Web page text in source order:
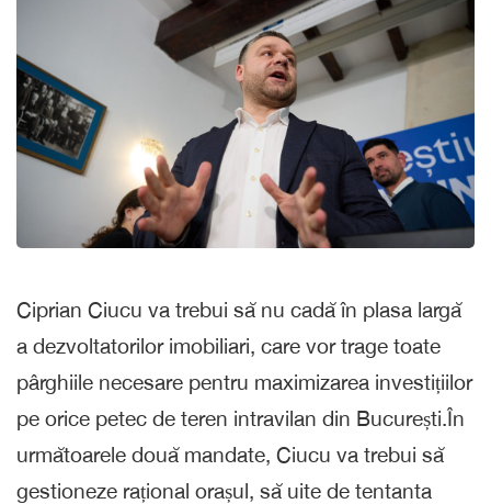
Ciprian Ciucu va trebui să nu cadă în plasa largă
a dezvoltatorilor imobiliari, care vor trage toate
pârghiile necesare pentru maximizarea investițiilor
pe orice petec de teren intravilan din București.În
următoarele două mandate, Ciucu va trebui să
gestioneze rațional orașul, să uite de tentanta